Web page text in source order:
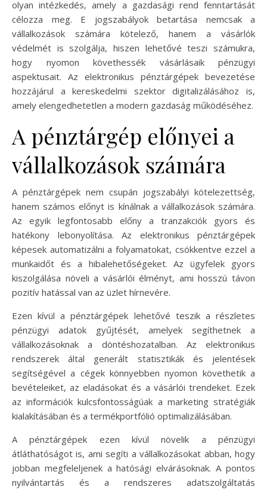
olyan intézkedés, amely a gazdasági rend fenntartását
célozza meg. E jogszabályok betartása nemcsak a
vállalkozások számára kötelező, hanem a vásárlók
védelmét is szolgálja, hiszen lehetővé teszi számukra,
hogy nyomon követhessék vásárlásaik pénzügyi
aspektusait. Az elektronikus pénztárgépek bevezetése
hozzájárul a kereskedelmi szektor digitalizálásához is,
amely elengedhetetlen a modern gazdaság működéséhez.
A pénztárgép előnyei a
vállalkozások számára
A pénztárgépek nem csupán jogszabályi kötelezettség,
hanem számos előnyt is kínálnak a vállalkozások számára.
Az egyik legfontosabb előny a tranzakciók gyors és
hatékony lebonyolítása. Az elektronikus pénztárgépek
képesek automatizálni a folyamatokat, csökkentve ezzel a
munkaidőt és a hibalehetőségeket. Az ügyfelek gyors
kiszolgálása növeli a vásárlói élményt, ami hosszú távon
pozitív hatással van az üzlet hírnevére.
Ezen kívül a pénztárgépek lehetővé teszik a részletes
pénzügyi adatok gyűjtését, amelyek segíthetnek a
vállalkozásoknak a döntéshozatalban. Az elektronikus
rendszerek által generált statisztikák és jelentések
segítségével a cégek könnyebben nyomon követhetik a
bevételeiket, az eladásokat és a vásárlói trendeket. Ezek
az információk kulcsfontosságúak a marketing stratégiák
kialakításában és a termékportfólió optimalizálásában.
A pénztárgépek ezen kívül növelik a pénzügyi
átláthatóságot is, ami segíti a vállalkozásokat abban, hogy
jobban megfeleljenek a hatósági elvárásoknak. A pontos
nyilvántartás és a rendszeres adatszolgáltatás